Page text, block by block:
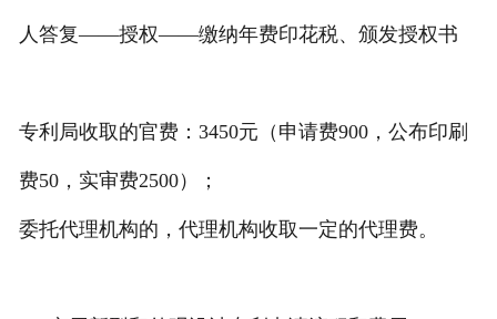
人答复——授权——缴纳年费印花税、颁发授权书
专利局收取的官费：3450元（申请费900，公布印刷
费50，实审费2500）；
委托代理机构的，代理机构收取一定的代理费。